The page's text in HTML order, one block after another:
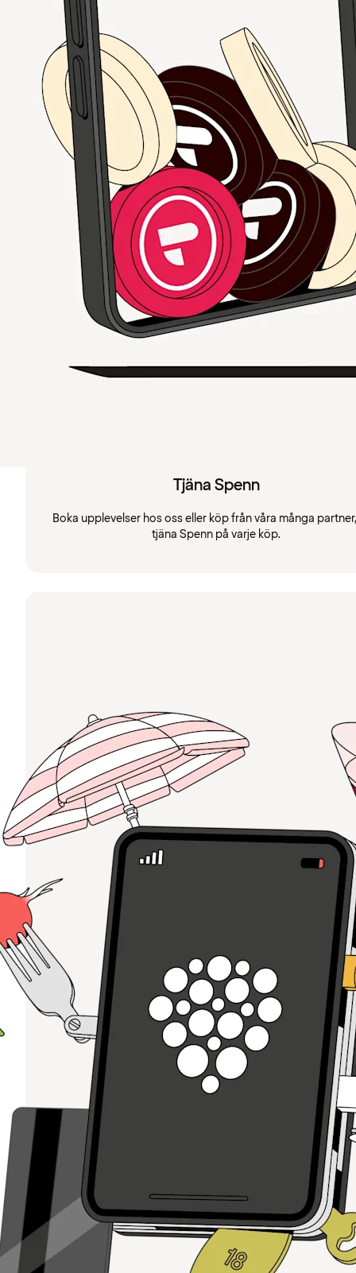
Tjäna Spenn
Boka upplevelser hos oss eller köp från våra många
tjäna Spenn på varje köp.